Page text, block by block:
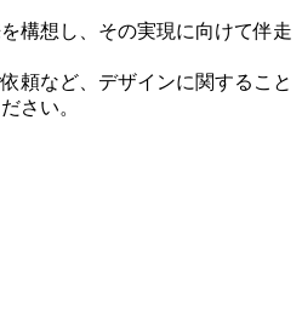
構想し、その実現に向けて伴走
頼など、デザインに関すること
さい。